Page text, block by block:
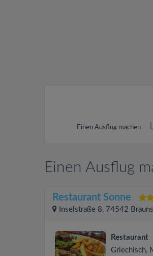
Einen Ausflug machen
Einen Ausflug
Restaurant Sonne
Inselstraße 8, 74542
Restaurant
Griechisch,